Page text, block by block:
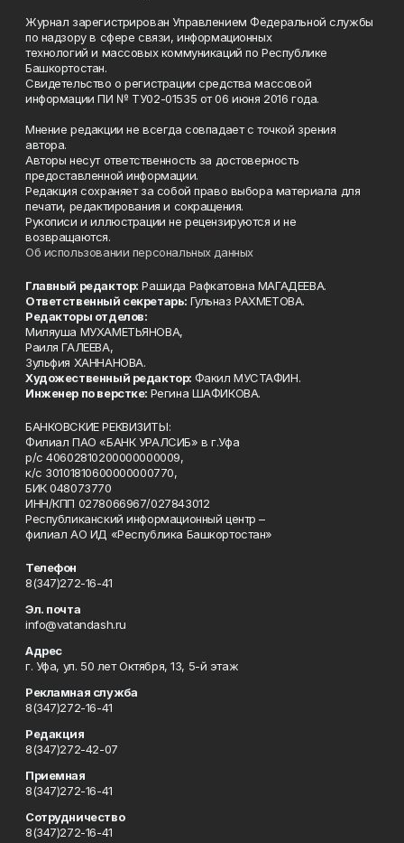
Журнал зарегистрирован Управлением Федеральной службы
по надзору в сфере связи, информационных
технологий и массовых коммуникаций по Республике
Башкортостан.
Свидетельство о регистрации средства массовой
информации ПИ № ТУ02-01535 от 06 июня 2016 года.
Мнение редакции не всегда совпадает с точкой зрения
автора.
Авторы несут ответственность за достоверность
предоставленной информации.
Редакция сохраняет за собой право выбора материала для
печати, редактирования и сокращения.
Рукописи и иллюстрации не рецензируются и не
возвращаются.
Об использовании персональных данных
Главный редактор: Рашида Рафкатовна МАГАДЕЕВА.
Ответственный секретарь: Гульназ РАХМЕТОВА.
Редакторы отделов:
Миляуша МУХАМЕТЬЯНОВА,
Раиля ГАЛЕЕВА,
Зульфия ХАННАНОВА.
Художественный редактор: Факил МУСТАФИН.
Инженер по верстке: Регина ШАФИКОВА.
БАНКОВСКИЕ РЕКВИЗИТЫ:
Филиал ПАО «БАНК УРАЛСИБ» в г.Уфа
р/с 40602810200000000009,
к/с 30101810600000000770,
БИК 048073770
ИНН/КПП 0278066967/027843012
Республиканский информационный центр –
филиал АО ИД «Республика Башкортостан»
Телефон
8(347)272-16-41
Эл. почта
info@vatandash.ru
Адрес
г. Уфа, ул. 50 лет Октября, 13, 5-й этаж
Рекламная служба
8(347)272-16-41
Редакция
8(347)272-42-07
Приемная
8(347)272-16-41
Сотрудничество
8(347)272-16-41